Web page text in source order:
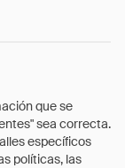
que se
sea correcta.
específicos
políticas, las